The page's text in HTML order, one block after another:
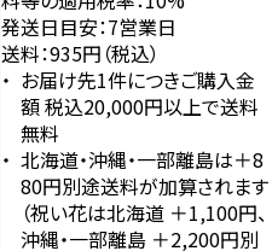
発送日目安：7営業日
送料：935円（税込）
お届け先1件につきご購入金
額 税込20,000円以上で送料
無料
北海道・沖縄・一部離島は＋8
80円別途送料が加算されます
（祝い花は北海道 ＋1,100円、
沖縄・一部離島 ＋2,200円別